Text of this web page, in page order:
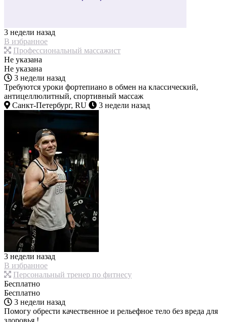
3 недели назад
В избранное
Профессиональный массажист
Не указана
Не указана
3 недели назад
Требуются уроки фортепиано в обмен на классический,
антицеллюлитный, спортивный массаж
Санкт-Петербург, RU
3 недели назад
3 недели назад
В избранное
Персональный тренер по фитнесу
Бесплатно
Бесплатно
3 недели назад
Помогу обрести качественное и рельефное тело без вреда для
здоровья !